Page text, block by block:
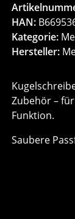
HAN:
Kategorie:
Hersteller:
Zubehör –
Funktion.
Saubere